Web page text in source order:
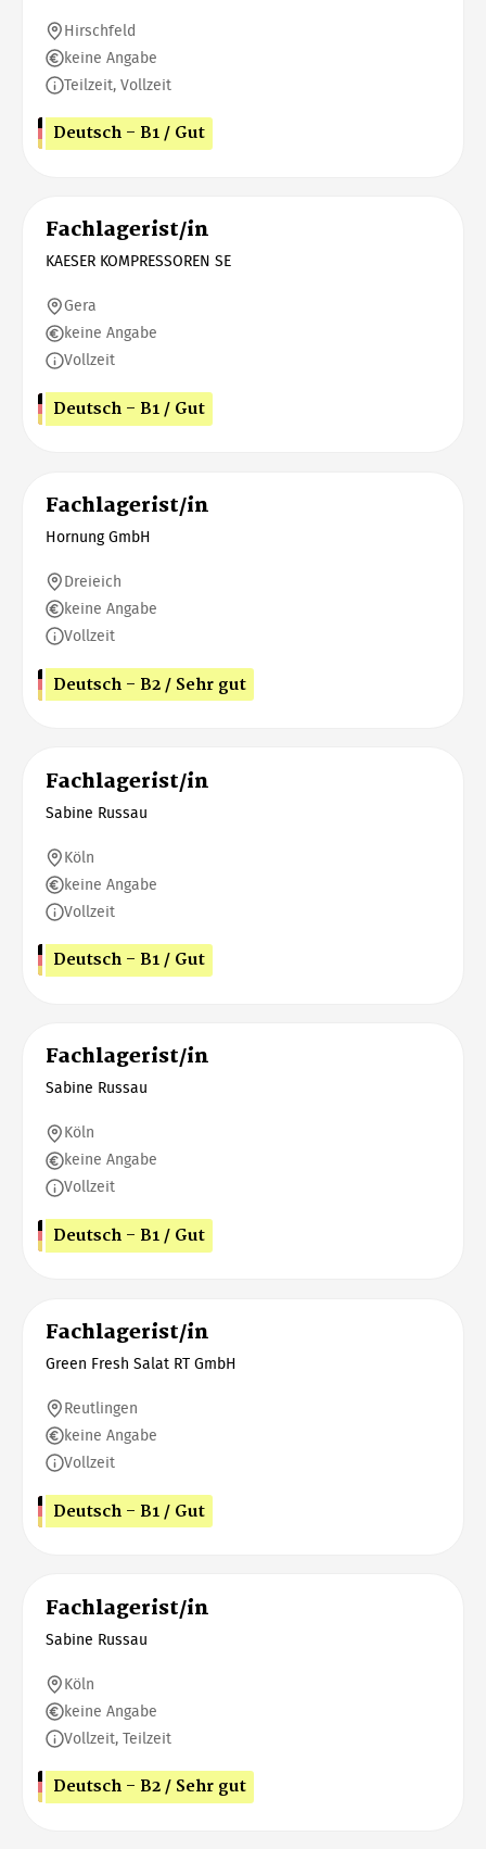
Hirschfeld
keine Angabe
Teilzeit, Vollzeit
Deutsch - B1 / Gut
Fachlagerist/in
KAESER KOMPRESSOREN SE
Gera
keine Angabe
Vollzeit
Deutsch - B1 / Gut
Fachlagerist/in
Hornung GmbH
Dreieich
keine Angabe
Vollzeit
Deutsch - B2 / Sehr gut
Fachlagerist/in
Sabine Russau
Köln
keine Angabe
Vollzeit
Deutsch - B1 / Gut
Fachlagerist/in
Sabine Russau
Köln
keine Angabe
Vollzeit
Deutsch - B1 / Gut
Fachlagerist/in
Green Fresh Salat RT GmbH
Reutlingen
keine Angabe
Vollzeit
Deutsch - B1 / Gut
Fachlagerist/in
Sabine Russau
Köln
keine Angabe
Vollzeit, Teilzeit
Deutsch - B2 / Sehr gut